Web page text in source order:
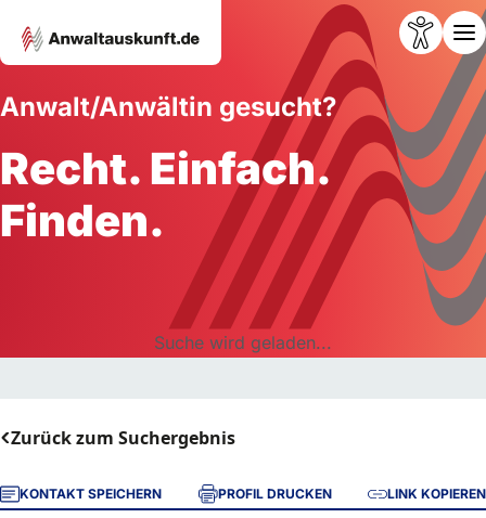
Anwalt/Anwältin gesucht?
Recht. Einfach.
Finden.
Suche wird geladen...
Zurück zum Suchergebnis
KONTAKT SPEICHERN PROFIL DRUCKEN LINK KOPIEREN